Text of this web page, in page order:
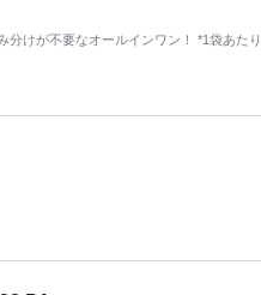
けが不要なオールインワン！ *1袋あたり